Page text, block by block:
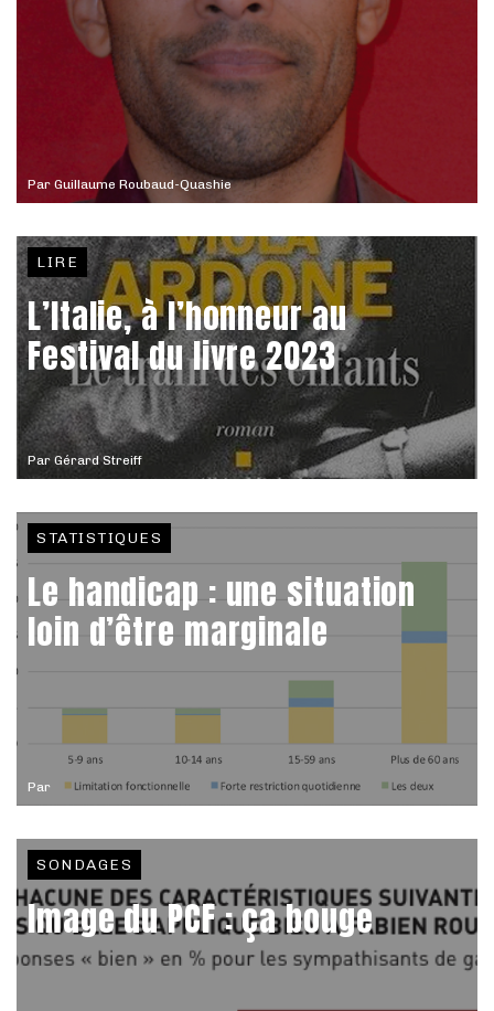
Par Guillaume Roubaud-Quashie
Par Gérard Streiff
LIRE
L’Italie, à l’honneur au
Festival du livre 2023
Par
STATISTIQUES
Le handicap : une situation
loin d’être marginale
SONDAGES
Image du PCF : ça bouge